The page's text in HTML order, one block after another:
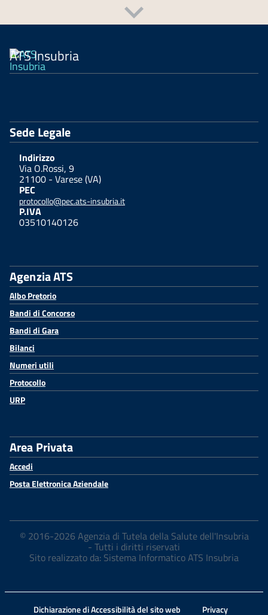
ATS Insubria
Sede Legale
Indirizzo
Via O.Rossi, 9
21100 - Varese (VA)
PEC
protocollo@pec.ats-insubria.it
P.IVA
03510140126
Agenzia ATS
Albo Pretorio
Bandi di Concorso
Bandi di Gara
Bilanci
Numeri utili
Protocollo
URP
Area Privata
Accedi
Posta Elettronica Aziendale
© 2016-2026 Agenzia di Tutela della Salute dell'Insubria
- Tutti i diritti riservati
Sito realizzato da: Sistema Informatico ATS Insubria
Dichiarazione di Accessibilità del sito web
Privacy